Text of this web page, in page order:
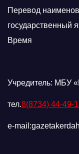
Перевод
государственный
Время
Учредитель: МБУ
тел.8(8734) 44-49-
e-